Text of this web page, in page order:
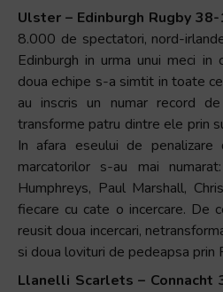
Ulster – Edinburgh Rugby 38-
8.000 de spectatori, nord-
Edinburgh in urma unui meci
doua echipe s-a simtit in toate
au inscris un numar record
transforme patru dintre ele prin
In afara eseului de
marcatorilor s-au mai
Humphreys, Paul Marshall,
fiecare cu cate o incercare. De
reusit doua incercari,
si doua lovituri de pedeapsa prin
Llanelli Scarlets – Connacht